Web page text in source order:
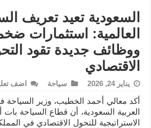
السعودية تعيد تعريف
العالمية: استثمارات
ووظائف جديدة تقود
الاقتصادي
يناير 24, 2026 سياحة اضف
أكد معالي أحمد الخطيب، وزير السياحة
العربية السعودية، أن قطاع السياحة بات
الاستراتيجية للتحول الاقتصادي في